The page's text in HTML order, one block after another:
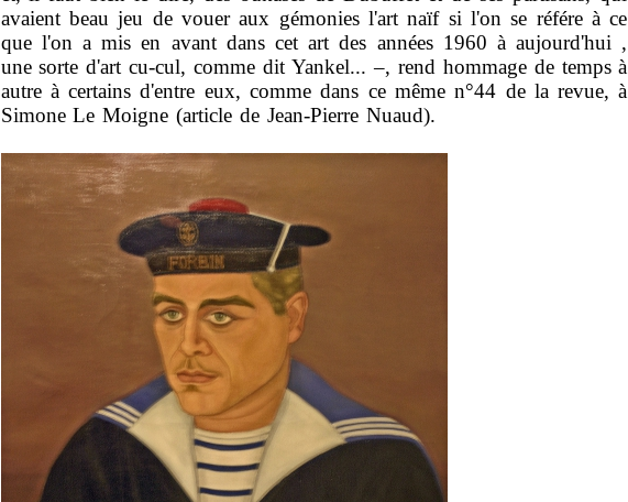
avaient beau jeu de vouer aux gémonies l'art naïf si l'on se référe à ce
que l'on a mis en avant dans cet art des années 1960 à aujourd'hui ,
une sorte d'art cu-cul, comme dit Yankel... –, rend hommage de temps à
autre à certains d'entre eux, comme dans ce même n°44 de la revue, à
Simone Le Moigne (article de Jean-Pierre Nuaud).